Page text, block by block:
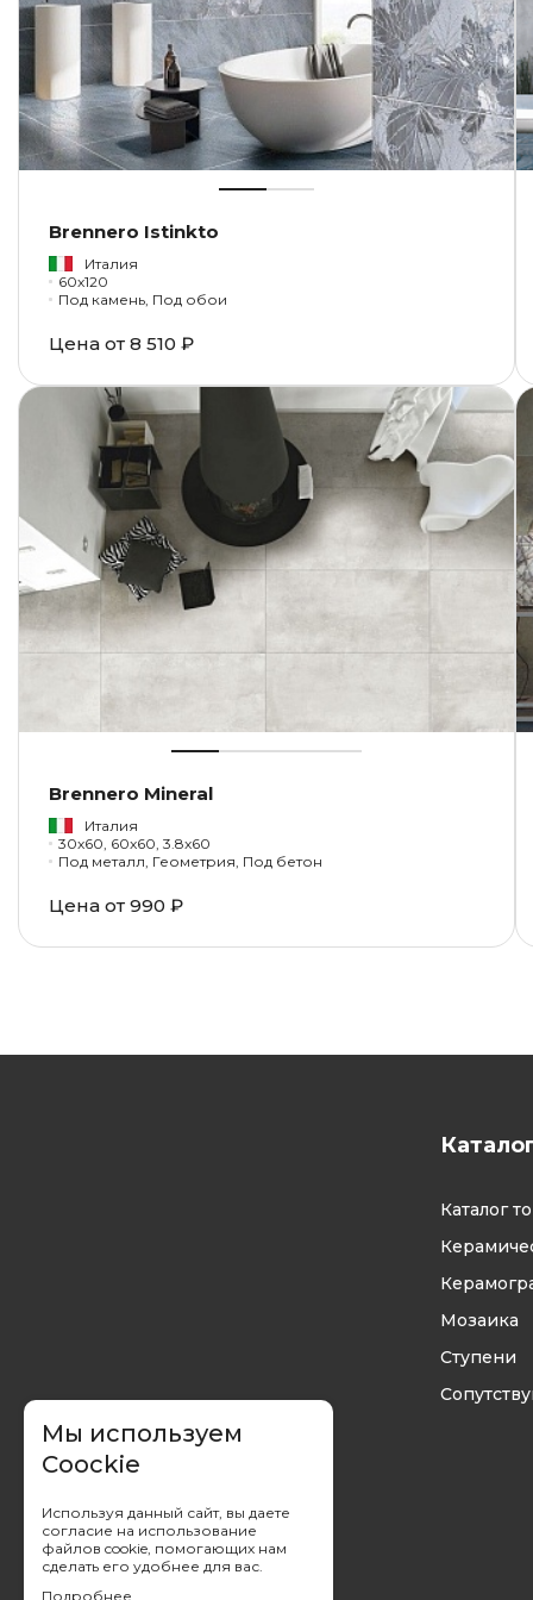
Brennero Istinkto
Италия
60x120
Под камень, Под обои
Цена от 8 510 ₽
Brennero Mineral
Италия
30x60, 60x60, 3.8x60
Под металл, Геометрия, Под бетон
Цена от 990 ₽
Каталог
Мозаика
Ступени
Мы используем
Coockie
Используя данный сайт, вы даете
согласие на использование
файлов cookie, помогающих нам
сделать его удобнее для вас.
Подробнее